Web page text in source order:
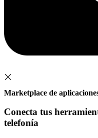
Marketplace de
Conecta tus
telefonía